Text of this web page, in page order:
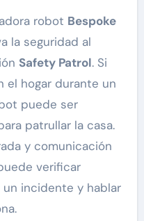
robot Bespoke
la seguridad al
Safety Patrol. Si
el hogar durante un
puede ser
patrullar la casa.
y comunicación
verificar
incidente y hablar